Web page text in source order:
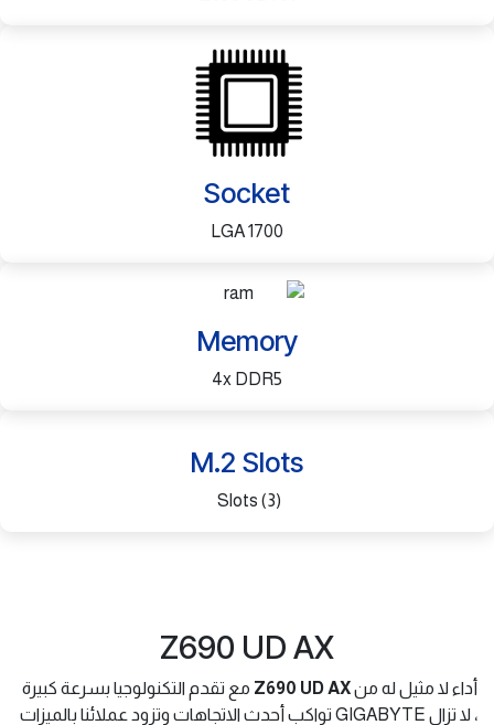
Socket
LGA 1700
Memory
4x DDR5
​M.2 Slots
(3) Slots
Z690 UD AX
أداء لا مثيل له من
مع تقدم التكنولوجيا بسرعة كبيرة
، لا تزال GIGABYTE تواكب أحدث الاتجاهات وتزود عملائنا بالميزات